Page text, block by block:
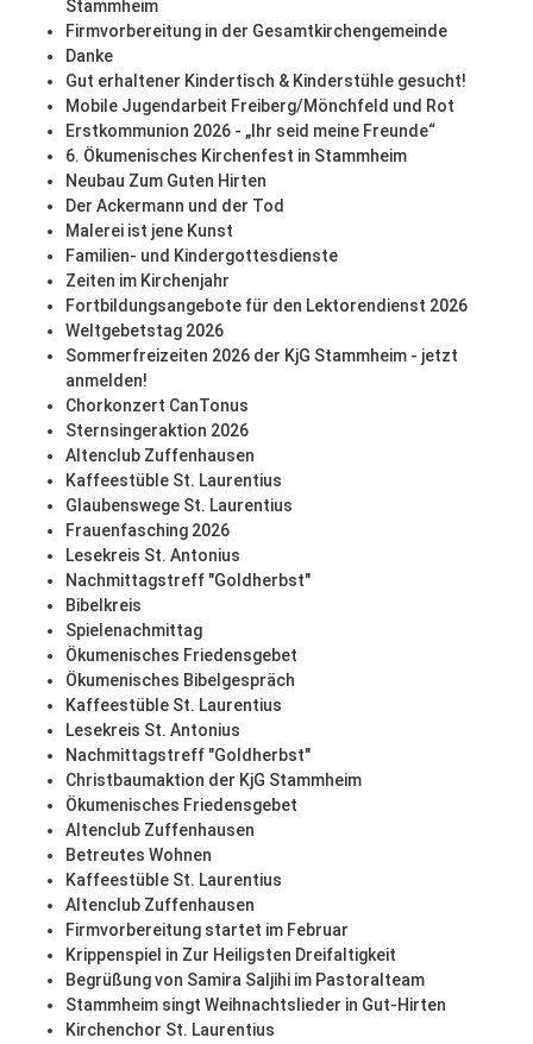
Stammheim
Firmvorbereitung in der Gesamtkirchengemeinde
Danke
Gut erhaltener Kindertisch & Kinderstühle gesucht!
Mobile Jugendarbeit Freiberg/Mönchfeld und Rot
Erstkommunion 2026 - „Ihr seid meine Freunde“
6. Ökumenisches Kirchenfest in Stammheim
Neubau Zum Guten Hirten
Der Ackermann und der Tod
Malerei ist jene Kunst
Familien- und Kindergottesdienste
Zeiten im Kirchenjahr
Fortbildungsangebote für den Lektorendienst 2026
Weltgebetstag 2026
Sommerfreizeiten 2026 der KjG Stammheim - jetzt
anmelden!
Chorkonzert CanTonus
Sternsingeraktion 2026
Altenclub Zuffenhausen
Kaffeestüble St. Laurentius
Glaubenswege St. Laurentius
Frauenfasching 2026
Lesekreis St. Antonius
Nachmittagstreff "Goldherbst"
Bibelkreis
Spielenachmittag
Ökumenisches Friedensgebet
Ökumenisches Bibelgespräch
Kaffeestüble St. Laurentius
Lesekreis St. Antonius
Nachmittagstreff "Goldherbst"
Christbaumaktion der KjG Stammheim
Ökumenisches Friedensgebet
Altenclub Zuffenhausen
Betreutes Wohnen
Kaffeestüble St. Laurentius
Altenclub Zuffenhausen
Firmvorbereitung startet im Februar
Krippenspiel in Zur Heiligsten Dreifaltigkeit
Begrüßung von Samira Saljihi im Pastoralteam
Stammheim singt Weihnachtslieder in Gut-Hirten
Kirchenchor St. Laurentius